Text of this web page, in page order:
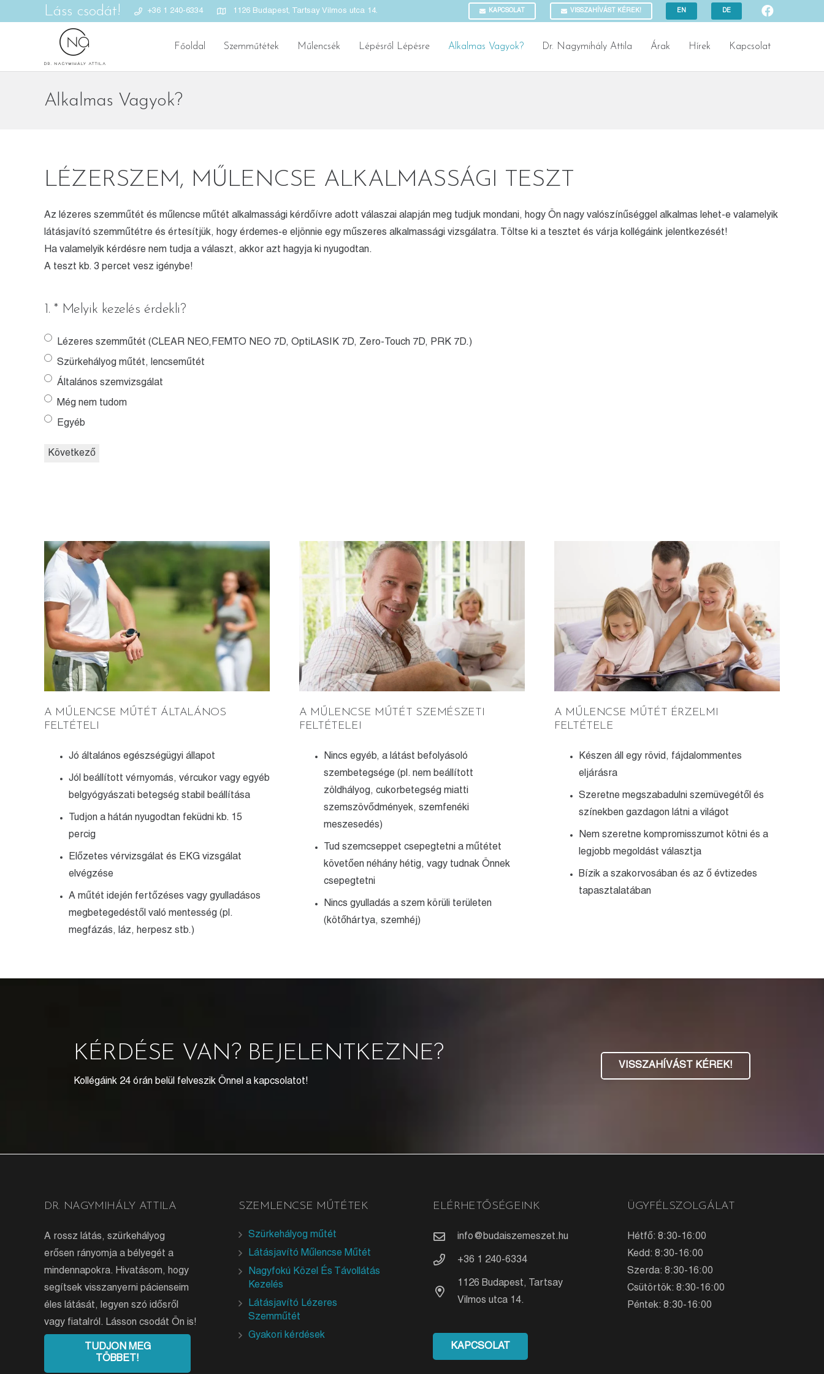
Láss csodát! +36 1 240-6334 1126 Budapest, Tartsay Vilmos utca 14. KAPCSOLAT VISSZAHÍVÁST KÉREK! EN DE
Főoldal Szemműtétek Műlencsék Lépésről Lépésre Alkalmas Vagyok? Dr. Nagymihály Attila Árak Hírek Kapcsolat
Alkalmas Vagyok?
LÉZERSZEM, MŰLENCSE ALKALMASSÁGI TESZT
Az lézeres szemműtét és műlencse műtét alkalmassági kérdőívre adott válaszai alapján meg tudjuk mondani, hogy Ön nagy valószínűséggel alkalmas lehet-e valamelyik
látásjavító szemműtétre és értesítjük, hogy érdemes-e eljönnie egy műszeres alkalmassági vizsgálatra. Töltse ki a tesztet és várja kollégáink jelentkezését!
Ha valamelyik kérdésre nem tudja a választ, akkor azt hagyja ki nyugodtan.
A teszt kb. 3 percet vesz igénybe!
1. * Melyik kezelés érdekli?
Lézeres szemműtét (CLEAR NEO,FEMTO NEO 7D, OptiLASIK 7D, Zero-Touch 7D, PRK 7D.)
Szürkehályog műtét, lencseműtét
Általános szemvizsgálat
Még nem tudom
Egyéb
A MŰLENCSE MŰTÉT ÁLTALÁNOS
FELTÉTELI
Jó általános egészségügyi állapot
Jól beállított vérnyomás, vércukor vagy egyéb
belgyógyászati betegség stabil beállítása
Tudjon a hátán nyugodtan feküdni kb. 15
percig
Előzetes vérvizsgálat és EKG vizsgálat
elvégzése
A műtét idején fertőzéses vagy gyulladásos
megbetegedéstől való mentesség (pl.
megfázás, láz, herpesz stb.)
A MŰLENCSE MŰTÉT SZEMÉSZETI
FELTÉTELEI
Nincs egyéb, a látást befolyásoló
szembetegsége (pl. nem beállított
zöldhályog, cukorbetegség miatti
szemszövődmények, szemfenéki
meszesedés)
Tud szemcseppet csepegtetni a műtétet
követően néhány hétig, vagy tudnak Önnek
csepegtetni
Nincs gyulladás a szem körüli területen
(kötőhártya, szemhéj)
A MŰLENCSE MŰTÉT ÉRZELMI
FELTÉTELE
Készen áll egy rövid, fájdalommentes
eljárásra
Szeretne megszabadulni szemüvegétől és
színekben gazdagon látni a világot
Nem szeretne kompromisszumot kötni és a
legjobb megoldást választja
Bízik a szakorvosában és az ő évtizedes
tapasztalatában
KÉRDÉSE VAN? BEJELENTKEZNE?
Kollégáink 24 órán belül felveszik Önnel a kapcsolatot!
VISSZAHÍVÁST KÉREK!
DR. NAGYMIHÁLY ATTILA
A rossz látás, szürkehályog
erősen rányomja a bélyegét a
mindennapokra. Hivatásom, hogy
segítsek visszanyerni pácienseim
éles látását, legyen szó idősről
vagy fiatalról. Lásson csodát Ön is!
TUDJON MEG
TÖBBET!
SZEMLENCSE MŰTÉTEK
Szürkehályog műtét
Látásjavító Műlencse Műtét
Nagyfokú Közel És Távollátás
Kezelés
Látásjavító Lézeres
Szemműtét
Gyakori kérdések
ELÉRHETŐSÉGEINK
info@budaiszemeszet.hu
+36 1 240-6334
1126 Budapest, Tartsay
Vilmos utca 14.
KAPCSOLAT
ÜGYFÉLSZOLGÁLAT
Hétfő: 8:30-16:00
Kedd: 8:30-16:00
Szerda: 8:30-16:00
Csütörtök: 8:30-16:00
Péntek: 8:30-16:00